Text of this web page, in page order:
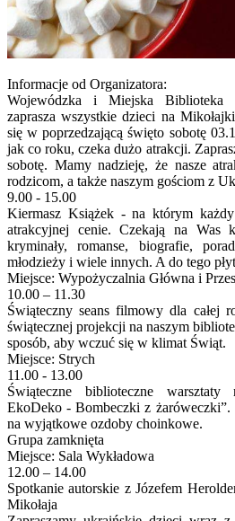
Informacje od Organizatora:
Wojewódzka i Miejska Biblioteka
zaprasza wszystkie dzieci na
się w poprzedzającą święto sobotę
jak co roku, czeka dużo atrakcji.
sobotę. Mamy nadzieję, że nasze
rodzicom, a także naszym gościom z
9.00 - 15.00
Kiermasz Książek - na którym
atrakcyjnej cenie. Czekają na Was
kryminały, romanse, biografie,
młodzieży i wiele innych. A do tego
Miejsce: Wypożyczalnia Główna i
10.00 – 11.30
Świąteczny seans filmowy dla całej
świątecznej projekcji na naszym
sposób, aby wczuć się w klimat Świąt.
Miejsce: Strych
11.00 - 13.00
Świąteczne biblioteczne warsztaty
EkoDeko - Bombeczki z żaróweczki”.
na wyjątkowe ozdoby choinkowe.
Grupa zamknięta
Miejsce: Sala Wykładowa
12.00 – 14.00
Spotkanie autorskie z Józefem
Mikołaja